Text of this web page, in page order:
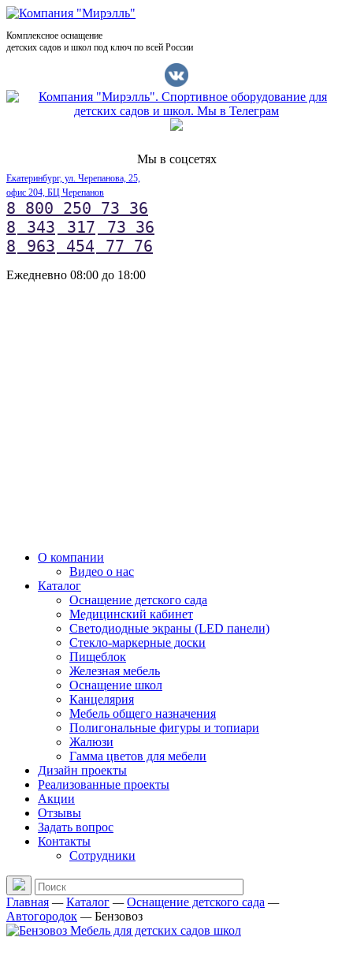
Комплексное оснащение
детских садов и школ под ключ по всей России
Мы в соцсетях
Екатеринбург, ул. Черепанова, 25,
офис 204, БЦ Черепанов
8 800 250 73 36
8
343 317
73 36
8
963 454 77 76
Ежедневно 08:00 до 18:00
О компании
Видео о нас
Каталог
Оснащение детского сада
Медицинский кабинет
Светодиодные экраны (LED панели)
Стекло-маркерные доски
Пищеблок
Железная мебель
Оснащение школ
Канцелярия
Мебель общего назначения
Полигональные фигуры и топиари
Жалюзи
Гамма цветов для мебели
Дизайн проекты
Реализованные проекты
Акции
Отзывы
Задать вопрос
Контакты
Сотрудники
Главная —Каталог —Оснащение детского сада —
Автогородок —Бензовоз